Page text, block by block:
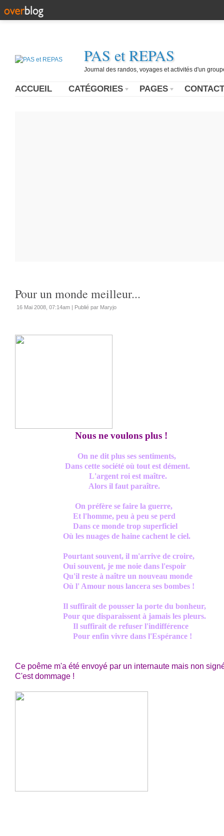
PAS et REPAS
Journal des randos, voyages et activités d'un
ACCUEIL CATÉGORIES PAGES CONTACT
Pour un monde meilleur...
16 Mai 2008, 07:14am | Publié par Maryjo
Nous ne voulons plus !
On ne dit plus ses sentiments,
Dans cette société où tout est dément.
L'argent roi est maître.
Alors il faut paraître.
On préfère se faire la guerre,
Et l'homme, peu à peu se perd
Dans ce monde trop superficiel
Où les nuages de haine cachent le ciel.
Pourtant souvent, il m'arrive de croire,
Oui souvent, je me noie dans l'espoir
Qu'il reste à naître un nouveau monde
Où l' Amour nous lancera ses bombes !
Il suffirait de pousser la porte du bonheur,
Pour que disparaissent à jamais les pleurs.
Il suffirait de refuser l'indifférence
Pour enfin vivre dans l'Espérance !
Ce poême m'a été envoyé par un internaute mais non
C'est dommage !